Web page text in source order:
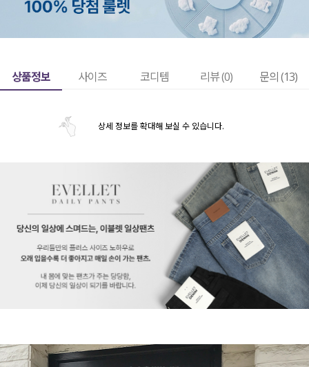
상품정보 사이즈 코디템 리뷰 (0) 문의 (13)
상세 정보를 확대해 보실 수 있습니다.